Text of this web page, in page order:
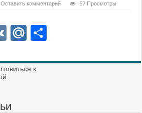
Оставить комментарий 57 Просмотры
VK Mail.Ru
к